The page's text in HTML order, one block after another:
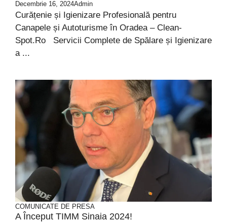
Decembrie 16, 2024Admin
Curățenie și Igienizare Profesională pentru
Canapele și Autoturisme în Oradea – Clean-
Spot.Ro Servicii Complete de Spălare și Igienizare
a ...
COMUNICATE DE PRESA
A Început TIMM Sinaia 2024!